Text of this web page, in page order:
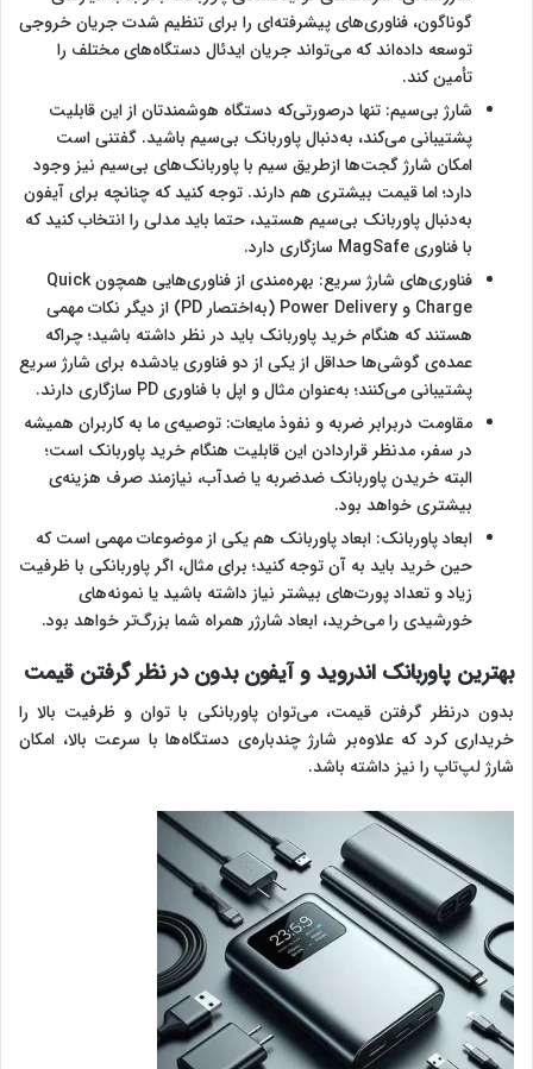
گوناگون، فناوری‌های پیشرفته‌ای را برای تنظیم شدت جریان خروجی
توسعه داده‌اند که می‌تواند جریان ایدئال دستگاه‌های مختلف را
تأمین کند.
شارژ بی‌سیم: تنها در‌صورتی‌که دستگاه هوشمندتان از این قابلیت
پشتیبانی می‌کند، به‌دنبال پاوربانک بی‌سیم باشید. گفتنی است
امکان شارژ گجت‌ها ازطریق سیم با پاوربانک‌های بی‌سیم نیز وجود
دارد؛ اما قیمت بیشتری هم دارند. توجه کنید که چنانچه برای آیفون
به‌دنبال پاوربانک بی‌سیم هستید، حتما باید مدلی را انتخاب کنید که
با فناوری MagSafe سازگاری دارد.
فناوری‌های شارژ سریع: بهره‌مندی از فناوری‌هایی همچون Quick
Charge و Power Delivery (به‌اختصار PD) از دیگر نکات مهمی
هستند که هنگام خرید پاوربانک باید در نظر داشته باشید؛ چراکه
عمده‌ی گوشی‌ها حداقل از یکی از دو فناوری یادشده برای شارژ سریع
پشتیبانی می‌کنند؛ به‌عنوان مثال و اپل با فناوری PD سازگاری دارند.
مقاومت در‌برابر ضربه و نفوذ مایعات: توصیه‌ی ما به کاربران همیشه‌
در‌ سفر، مدنظر قرار‌دادن این قابلیت هنگام خرید پاوربانک است؛
البته خریدن پاوربانک ضدضربه یا ضدآب، نیازمند صرف هزینه‌ی
بیشتری خواهد بود.
ابعاد پاوربانک: ابعاد پاوربانک هم یکی از موضوعات مهمی است که
حین خرید باید به آن توجه کنید؛ برای مثال، اگر پاوربانکی با ظرفیت
زیاد و تعداد پورت‌های بیشتر نیاز داشته باشید یا نمونه‌های
خورشیدی را می‌‌خرید، ابعاد شارژر همراه شما بزرگ‌تر خواهد بود.
بهترین پاوربانک اندروید و آیفون بدون در نظر گرفتن قیمت
بدون درنظر گرفتن قیمت، می‌توان پاوربانکی با توان و ظرفیت بالا را
خریداری کرد که علاوه‌بر شارژ چندباره‌ی دستگاه‌ها با سرعت بالا، امکان
شارژ لپ‌تاپ را نیز داشته باشد.